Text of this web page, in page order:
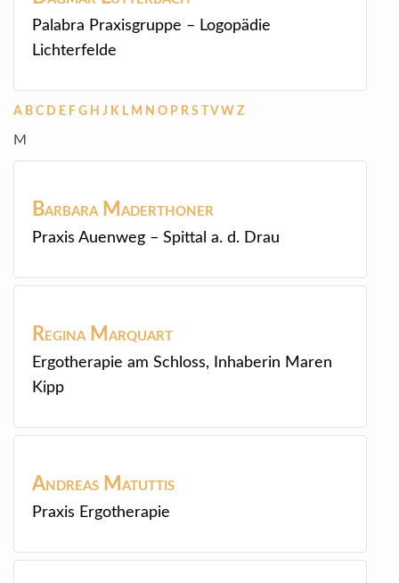
Palabra Praxisgruppe – Logopädie
Lichterfelde
A B C D E F G H J K L M N O P R S TV W Z
M
Barbara Maderthoner
Praxis Auenweg – Spittal a. d. Drau
Regina Marquart
Ergotherapie am Schloss, Inhaberin Maren
Kipp
Andreas Matuttis
Praxis Ergotherapie